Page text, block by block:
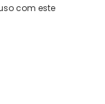
com este